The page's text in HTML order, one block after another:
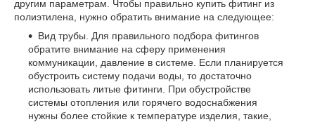
другим параметрам. Чтобы правильно купить фитинг из
полиэтилена, нужно обратить внимание на следующее:
Вид трубы. Для правильного подбора фитингов
обратите внимание на сферу применения
коммуникации, давление в системе. Если планируется
обустроить систему подачи воды, то достаточно
использовать литые фитинги. При обустройстве
системы отопления или горячего водоснабжения
нужны более стойкие к температуре изделия, такие,